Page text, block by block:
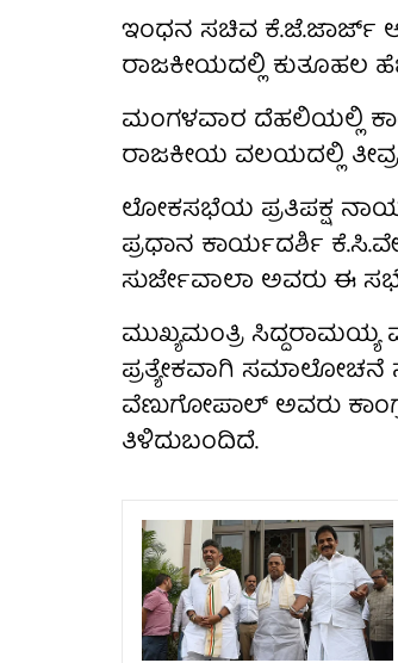
ಇಂಧನ ಸಚಿವ ಕೆ.ಜೆ.ಜಾರ್ಜ್
ರಾಜಕೀಯದಲ್ಲಿ ಕುತೂಹಲ
ಮಂಗಳವಾರ ದೆಹಲಿಯಲ್ಲಿ
ರಾಜಕೀಯ ವಲಯದಲ್ಲಿ
ಲೋಕಸಭೆಯ ಪ್ರತಿಪಕ್ಷ
ಪ್ರಧಾನ ಕಾರ್ಯದರ್ಶಿ
ಸುರ್ಜೇವಾಲಾ ಅವರು ಈ
ಮುಖ್ಯಮಂತ್ರಿ
ಪ್ರತ್ಯೇಕವಾಗಿ ಸಮಾಲೋಚನೆ
ವೆಣುಗೋಪಾಲ್ ಅವರು
ತಿಳಿದುಬಂದಿದೆ.